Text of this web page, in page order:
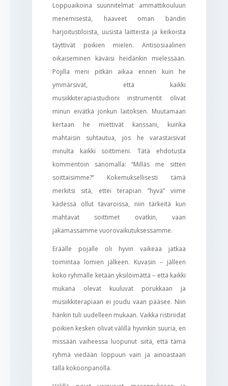
Loppuaikoina suunnitelmat ammattikouluun
menemisestä, haaveet oman bändin
harjoitustiloista, uusista laitteista ja keikoista
täyttivät poikien mielen. Antisosiaalinen
oikaiseminen käväisi heidänkin mielessään.
Pojilla meni pitkän aikaa ennen kuin he
ymmärsivät, että kaikki
musiikkiterapiastudioni instrumentit olivat
minun eivätkä jonkun laitoksen. Muutamaan
kertaan he miettivät kanssani, kuinka
mahtaisin suhtautua, jos he varastaisivat
minulta kaikki soittimeni. Tätä ehdotusta
kommentoin sanomalla: “Milläs me sitten
soittaisimme?” Kokemuksellisesti tämä
merkitsi sitä, ettei terapian ”hyvä” viime
kädessä ollut tavaroissa, niin tärkeitä kun
mahtavat soittimet ovatkin, vaan
jakamassamme vuorovaikutuksessamme.
Eräälle pojalle oli hyvin vaikeaa jatkaa
toimintaa lomien jälkeen. Kuvasin – jälleen
koko ryhmälle ketään yksilöimättä – että kaikki
mukana olevat kuuluvat porukkaan ja
musiikkiterapiaan ei joudu vaan pääsee. Niin
hänkin tuli uudelleen mukaan. Vaikka ristiriidat
poikien kesken olivat välillä hyvinkin suuria, en
missään vaiheessa luopunut siitä, että tämä
ryhmä viedään loppuun vain ja ainoastaan
tällä kokoonpanolla.